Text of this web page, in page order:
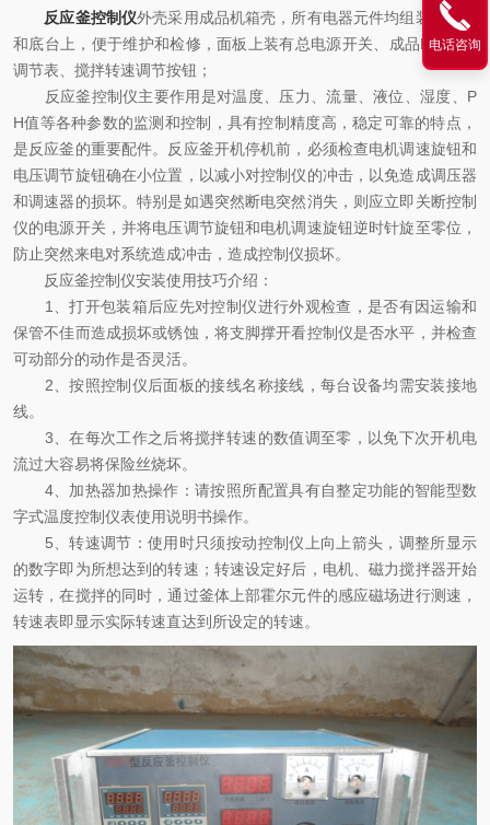
反应釜控制仪外壳采用成品机箱壳，所有电器元件均组装入面板
和底台上，便于维护和检修，面板上装有总电源开关、成品PID温度
调节表、搅拌转速调节按钮；
反应釜控制仪主要作用是对温度、压力、流量、液位、湿度、P
H值等各种参数的监测和控制，具有控制精度高，稳定可靠的特点，
是反应釜的重要配件。反应釜开机停机前，必须检查电机调速旋钮和
电压调节旋钮确在小位置，以减小对控制仪的冲击，以免造成调压器
和调速器的损坏。特别是如遇突然断电突然消失，则应立即关断控制
仪的电源开关，并将电压调节旋钮和电机调速旋钮逆时针旋至零位，
防止突然来电对系统造成冲击，造成控制仪损坏。
反应釜控制仪安装使用技巧介绍：
1、打开包装箱后应先对控制仪进行外观检查，是否有因运输和
保管不佳而造成损坏或锈蚀，将支脚撑开看控制仪是否水平，并检查
可动部分的动作是否灵活。
2、按照控制仪后面板的接线名称接线，每台设备均需安装接地
线。
3、在每次工作之后将搅拌转速的数值调至零，以免下次开机电
流过大容易将保险丝烧坏。
4、加热器加热操作：请按照所配置具有自整定功能的智能型数
字式温度控制仪表使用说明书操作。
5、转速调节：使用时只须按动控制仪上向上箭头，调整所显示
的数字即为所想达到的转速；转速设定好后，电机、磁力搅拌器开始
运转，在搅拌的同时，通过釜体上部霍尔元件的感应磁场进行测速，
转速表即显示实际转速直达到所设定的转速。
电话咨询